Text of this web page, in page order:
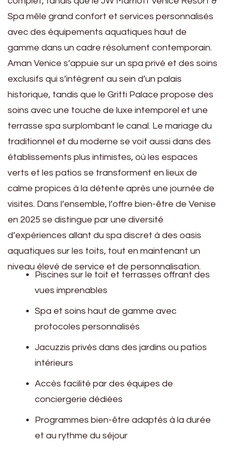
Spa mêle grand confort et services personnalisés
avec des équipements aquatiques haut de
gamme dans un cadre résolument contemporain.
Aman Venice s’appuie sur un spa privé et des soins
exclusifs qui s’intègrent au sein d’un palais
historique, tandis que le Gritti Palace propose des
soins avec une touche de luxe intemporel et une
terrasse spa surplombant le canal. Le mariage du
traditionnel et du moderne se voit aussi dans des
établissements plus intimistes, où les espaces
verts et les patios se transforment en lieux de
calme propices à la détente après une journée de
visites. Dans l’ensemble, l’offre bien-être de Venise
en 2025 se distingue par une diversité
d’expériences allant du spa discret à des oasis
aquatiques sur les toits, tout en maintenant un
niveau élevé de service et de personnalisation.
Piscines sur le toit et terrasses offrant des
vues imprenables
Spa et soins haut de gamme avec
protocoles personnalisés
Jacuzzis privés dans des jardins ou patios
intérieurs
Accès facilité par des équipes de
conciergerie dédiées
Programmes bien-être adaptés à la durée
et au rythme du séjour